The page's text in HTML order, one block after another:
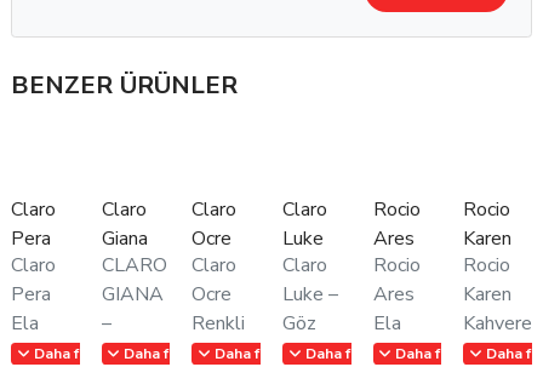
BENZER ÜRÜNLER
Claro
Pera
Claro
Pera
Ela
RenkliDaha fazla göster
Claro
Giana
CLARO
GIANA
–
Doğallığın
Daha fazla göster
Claro
Ocre
Claro
Ocre
Renkli
Lens –
Daha fazla göster
Claro
Luke
Claro
Luke –
Göz
AlıcıDaha fazla göster
Rocio
Ares
Rocio
Ares
Ela
Kahve
Daha fazla göster
Rocio
Karen
Rocio
Karen
Renkli
Daha